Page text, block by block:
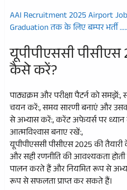
AAI Recruitment 2025 Airport
Graduation तक के लिए बम्पर भर्ती
यूपीपीएससी पीसीएस
कैसे करें?
पाठ्यक्रम और परीक्षा पैटर्न को समझें:,
चयन करें:, समय सारणी बनाएं और
से अभ्यास करें:, करेंट अफेयर्स पर
आत्मविश्वास बनाए रखें:,
यूपीपीएससी पीसीएस 2025 की
और सही रणनीति की आवश्यकता
पालन करते हैं और नियमित रूप से
रूप से सफलता प्राप्त कर सकते हैं।